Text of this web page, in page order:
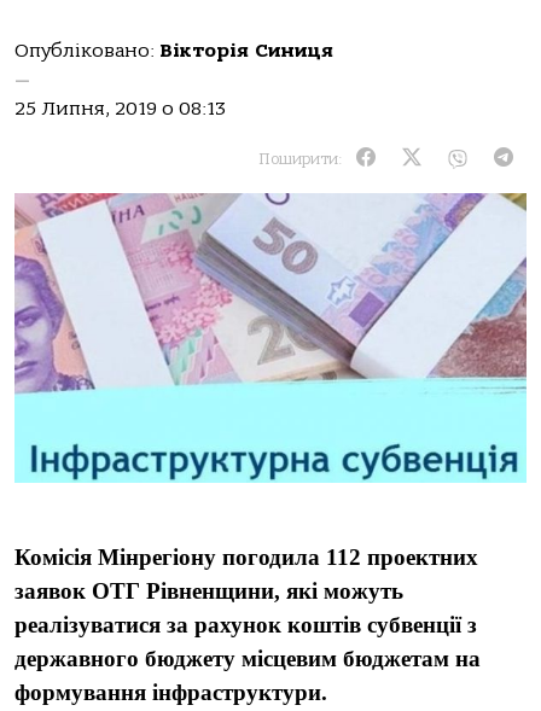
Опубліковано: Вікторія Синиця
—
25 Липня, 2019 о 08:13
Поширити:
Комісія Мінрегіону погодила 112 проектних
заявок ОТГ Рівненщини, які можуть
реалізуватися за рахунок коштів субвенції з
державного бюджету місцевим бюджетам на
формування інфраструктури.